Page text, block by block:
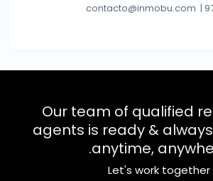
Our team of qualified
agents is ready &
anytime,
Let's work together